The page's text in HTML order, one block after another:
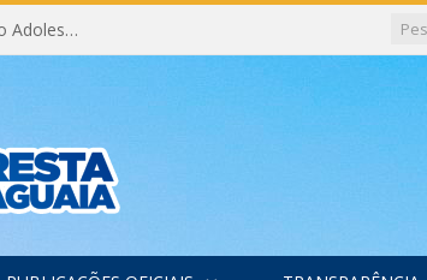
Eleição do Conselho Municipal dos Direitos da Criança e do Adolescente CMDCA 2026